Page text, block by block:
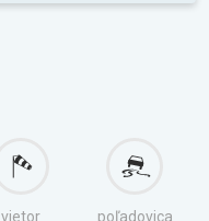
vietor poľadovica